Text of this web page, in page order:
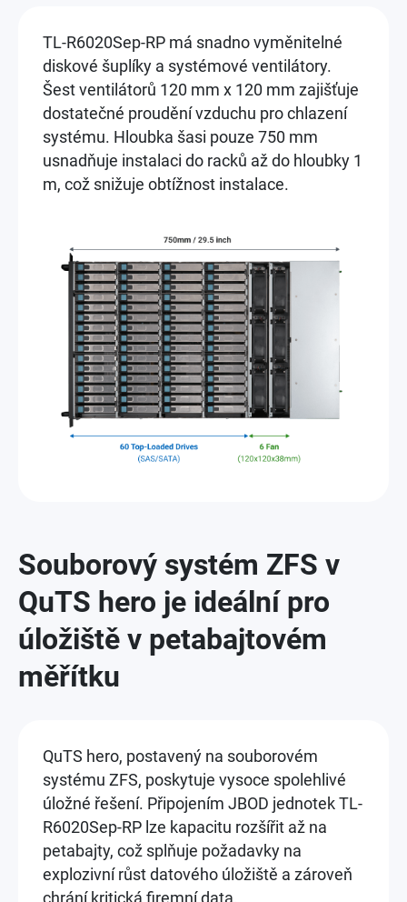
TL-R6020Sep-RP má snadno vyměnitelné
diskové šuplíky a systémové ventilátory.
Šest ventilátorů 120 mm x 120 mm zajišťuje
dostatečné proudění vzduchu pro chlazení
systému. Hloubka šasi pouze 750 mm
usnadňuje instalaci do racků až do hloubky 1
m, což snižuje obtížnost instalace.
Souborový systém ZFS v
QuTS hero je ideální pro
úložiště v petabajtovém
měřítku
QuTS hero, postavený na souborovém
systému ZFS, poskytuje vysoce spolehlivé
úložné řešení. Připojením JBOD jednotek TL-
R6020Sep-RP lze kapacitu rozšířit až na
petabajty, což splňuje požadavky na
explozivní růst datového úložiště a zároveň
chrání kritická firemní data.